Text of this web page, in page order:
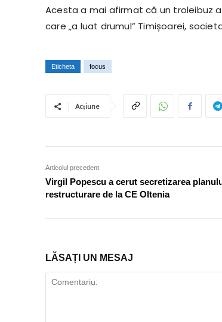
Acesta a mai afirmat că un troleibuz
care „a luat drumul” Timișoarei,
Eticheta focus
Acțiune
Articolul precedent
Virgil Popescu a cerut secretizarea
restructurare de la CE Oltenia
LĂSAȚI UN MESAJ